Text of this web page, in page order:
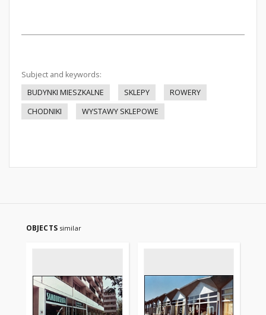
Subject and keywords:
BUDYNKI MIESZKALNE
SKLEPY
ROWERY
CHODNIKI
WYSTAWY SKLEPOWE
OBJECTS similar